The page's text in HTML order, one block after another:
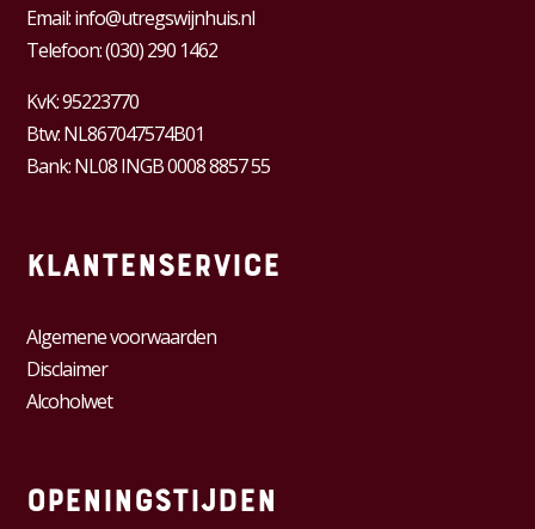
Email:info@utregswijnhuis.nl
Telefoon:(030) 290 1462
KvK:95223770
Btw:NL867047574B01
Bank: NL08 INGB 0008 8857 55
Klantenservice
Algemene voorwaarden
Disclaimer
Alcoholwet
Openingstijden